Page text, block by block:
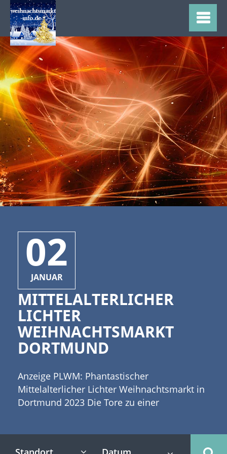
02
JANUAR
MITTELALTERLICHER
LICHTER
WEIHNACHTSMARKT
DORTMUND
Anzeige PLWM: Phantastischer
Mittelalterlicher Lichter Weihnachtsmarkt in
Dortmund 2023 Die Tore zu einer